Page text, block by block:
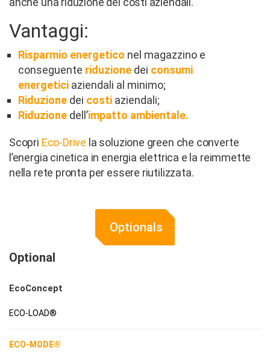
Vantaggi:
Risparmio energetico nel magazzino e
conseguente riduzione dei consumi
energetici aziendali al minimo;
Riduzione dei costi aziendali;
Riduzione dell’impatto ambientale.
Scopri Eco-Drive la soluzione green che converte
l’energia cinetica in energia elettrica e la reimmette
nella rete pronta per essere riutilizzata.
Optionals
Optional
EcoConcept
ECO-LOAD®
ECO-MODE®